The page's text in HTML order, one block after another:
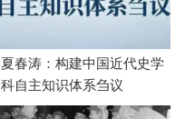
夏春涛：构建中国近代史学
科自主知识体系刍议